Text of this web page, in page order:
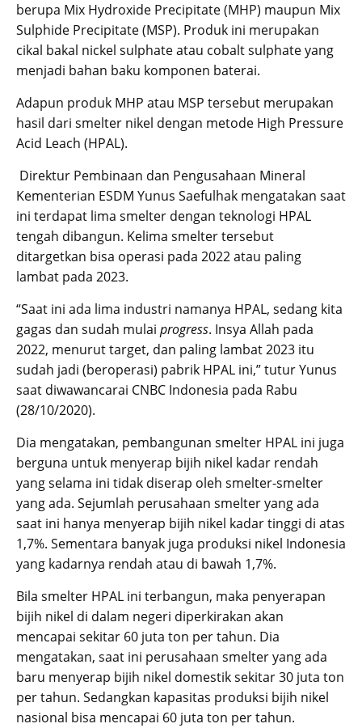
berupa Mix Hydroxide Precipitate (MHP) maupun Mix
Sulphide Precipitate (MSP). Produk ini merupakan
cikal bakal nickel sulphate atau cobalt sulphate yang
menjadi bahan baku komponen baterai.
Adapun produk MHP atau MSP tersebut merupakan
hasil dari smelter nikel dengan metode High Pressure
Acid Leach (HPAL).
Direktur Pembinaan dan Pengusahaan Mineral
Kementerian ESDM Yunus Saefulhak mengatakan saat
ini terdapat lima smelter dengan teknologi HPAL
tengah dibangun. Kelima smelter tersebut
ditargetkan bisa operasi pada 2022 atau paling
lambat pada 2023.
“Saat ini ada lima industri namanya HPAL, sedang kita
gagas dan sudah mulai progress. Insya Allah pada
2022, menurut target, dan paling lambat 2023 itu
sudah jadi (beroperasi) pabrik HPAL ini,” tutur Yunus
saat diwawancarai CNBC Indonesia pada Rabu
(28/10/2020).
Dia mengatakan, pembangunan smelter HPAL ini juga
berguna untuk menyerap bijih nikel kadar rendah
yang selama ini tidak diserap oleh smelter-smelter
yang ada. Sejumlah perusahaan smelter yang ada
saat ini hanya menyerap bijih nikel kadar tinggi di atas
1,7%. Sementara banyak juga produksi nikel Indonesia
yang kadarnya rendah atau di bawah 1,7%.
Bila smelter HPAL ini terbangun, maka penyerapan
bijih nikel di dalam negeri diperkirakan akan
mencapai sekitar 60 juta ton per tahun. Dia
mengatakan, saat ini perusahaan smelter yang ada
baru menyerap bijih nikel domestik sekitar 30 juta ton
per tahun. Sedangkan kapasitas produksi bijih nikel
nasional bisa mencapai 60 juta ton per tahun.